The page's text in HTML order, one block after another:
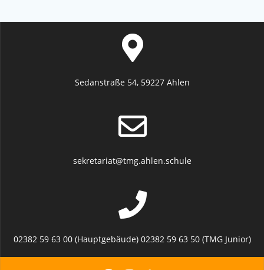
Sedanstraße 54, 59227 Ahlen
sekretariat@tmg.ahlen.schule
02382 59 63 00 (Hauptgebäude) 02382 59 63 50 (TMG Junior)